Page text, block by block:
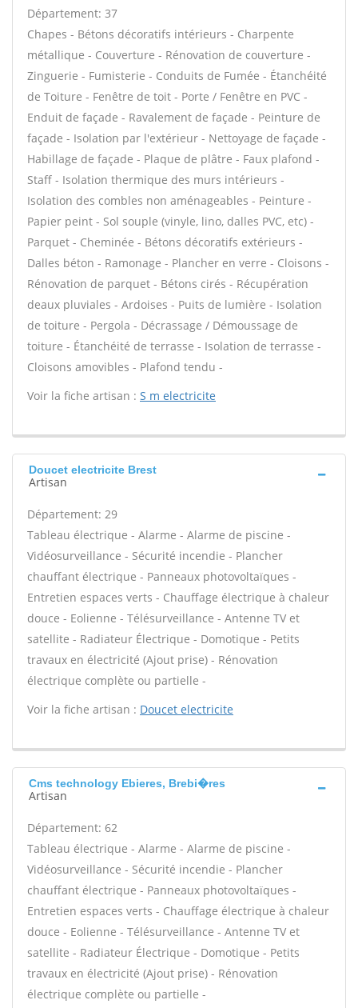
Département: 37
Chapes - Bétons décoratifs intérieurs - Charpente
métallique - Couverture - Rénovation de couverture -
Zinguerie - Fumisterie - Conduits de Fumée - Étanchéité
de Toiture - Fenêtre de toit - Porte / Fenêtre en PVC -
Enduit de façade - Ravalement de façade - Peinture de
façade - Isolation par l'extérieur - Nettoyage de façade -
Habillage de façade - Plaque de plâtre - Faux plafond -
Staff - Isolation thermique des murs intérieurs -
Isolation des combles non aménageables - Peinture -
Papier peint - Sol souple (vinyle, lino, dalles PVC, etc) -
Parquet - Cheminée - Bétons décoratifs extérieurs -
Dalles béton - Ramonage - Plancher en verre - Cloisons -
Rénovation de parquet - Bétons cirés - Récupération
deaux pluviales - Ardoises - Puits de lumière - Isolation
de toiture - Pergola - Décrassage / Démoussage de
toiture - Étanchéité de terrasse - Isolation de terrasse -
Cloisons amovibles - Plafond tendu -
Voir la fiche artisan : S m electricite
Doucet electricite Brest
Artisan
Département: 29
Tableau électrique - Alarme - Alarme de piscine -
Vidéosurveillance - Sécurité incendie - Plancher
chauffant électrique - Panneaux photovoltaïques -
Entretien espaces verts - Chauffage électrique à chaleur
douce - Eolienne - Télésurveillance - Antenne TV et
satellite - Radiateur Électrique - Domotique - Petits
travaux en électricité (Ajout prise) - Rénovation
électrique complète ou partielle -
Voir la fiche artisan : Doucet electricite
Cms technology Ebieres, Brebi�res
Artisan
Département: 62
Tableau électrique - Alarme - Alarme de piscine -
Vidéosurveillance - Sécurité incendie - Plancher
chauffant électrique - Panneaux photovoltaïques -
Entretien espaces verts - Chauffage électrique à chaleur
douce - Eolienne - Télésurveillance - Antenne TV et
satellite - Radiateur Électrique - Domotique - Petits
travaux en électricité (Ajout prise) - Rénovation
électrique complète ou partielle -